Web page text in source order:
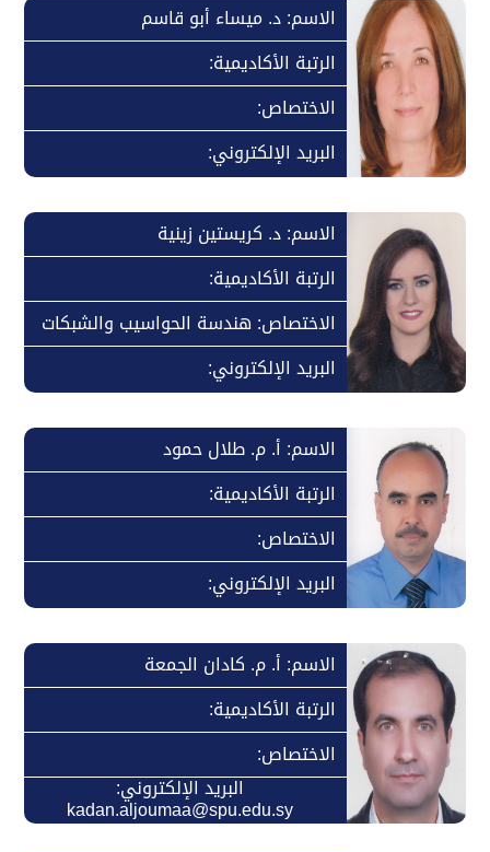
الاسم: د. ميساء أبو قاسم
الرتبة الأكاديمية:
الاختصاص:
البريد الإلكتروني:
الاسم: د. كريستين زينية
الرتبة الأكاديمية:
الاختصاص: هندسة الحواسيب والشبكات
البريد الإلكتروني:
الاسم: أ. م. طلال حمود
الرتبة الأكاديمية:
الاختصاص:
البريد الإلكتروني:
الاسم: أ. م. كادان الجمعة
الرتبة الأكاديمية:
الاختصاص:
البريد الإلكتروني:
kadan.aljoumaa@spu.edu.sy